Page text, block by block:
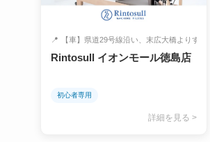
📍 【車】県道29号線沿い、末広大橋よりすぐ...
Rintosull イオンモール徳島店
初心者専用
詳細を見る >